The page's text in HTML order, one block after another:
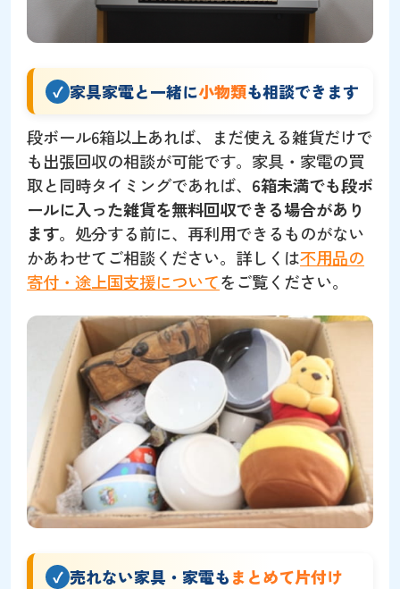
家具家電と一緒に小物類も相談できます
段ボール6箱以上あれば、まだ使える雑貨だけで
も出張回収の相談が可能です。家具・家電の買
取と同時タイミングであれば、 6箱未満でも段ボ
ールに入った雑貨を無料回収できる場合があり
ます。処分する前に、再利用できるものがない
かあわせてご相談ください。詳しくは不用品の
寄付・途上国支援についてをご覧ください。
売れない家具・家電もまとめて片付け